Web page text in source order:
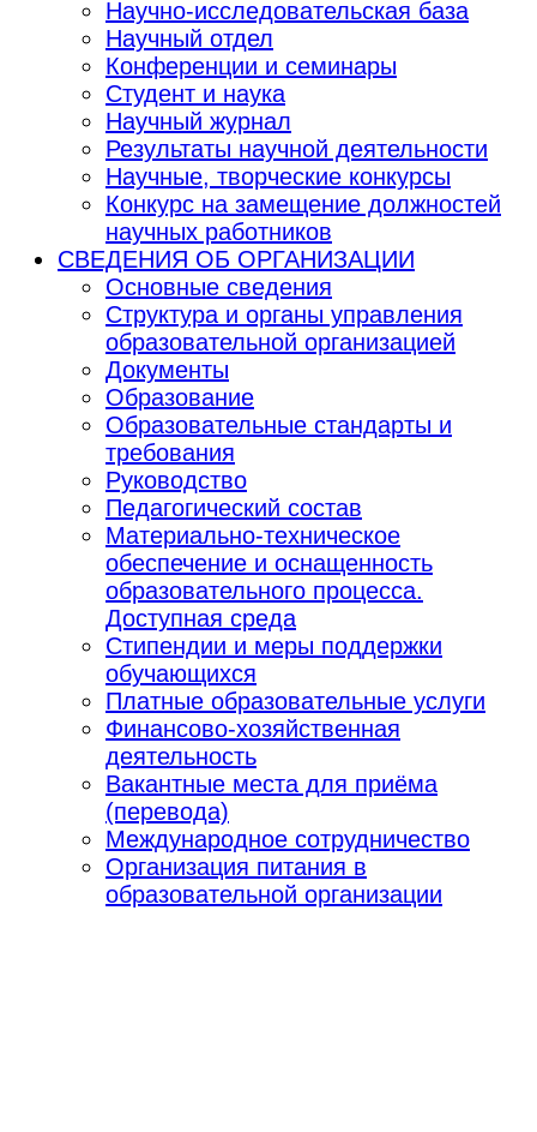
Научно-исследовательская база
Научный отдел
Конференции и семинары
Студент и наука
Научный журнал
Результаты научной деятельности
Научные, творческие конкурсы
Конкурс на замещение должностей
научных работников
СВЕДЕНИЯ ОБ ОРГАНИЗАЦИИ
Основные сведения
Структура и органы управления
образовательной организацией
Документы
Образование
Образовательные стандарты и
требования
Руководство
Педагогический состав
Материально-техническое
обеспечение и оснащенность
образовательного процесса.
Доступная среда
Стипендии и меры поддержки
обучающихся
Платные образовательные услуги
Финансово-хозяйственная
деятельность
Вакантные места для приёма
(перевода)
Международное сотрудничество
Организация питания в
образовательной организации